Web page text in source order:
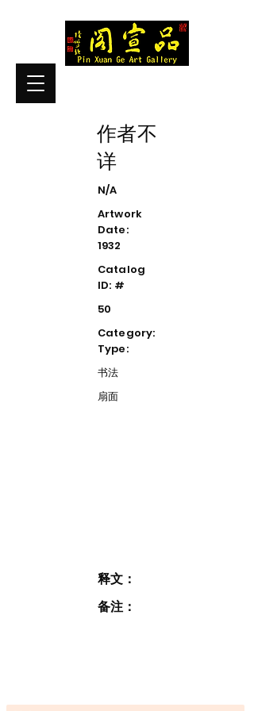
作者不
详
N/A
Artwork
Date:
1932
Catalog
ID: #
50
Category:
Type:
书法
扇面
释文：
备注：